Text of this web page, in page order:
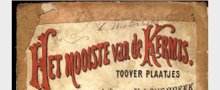
e
p
o